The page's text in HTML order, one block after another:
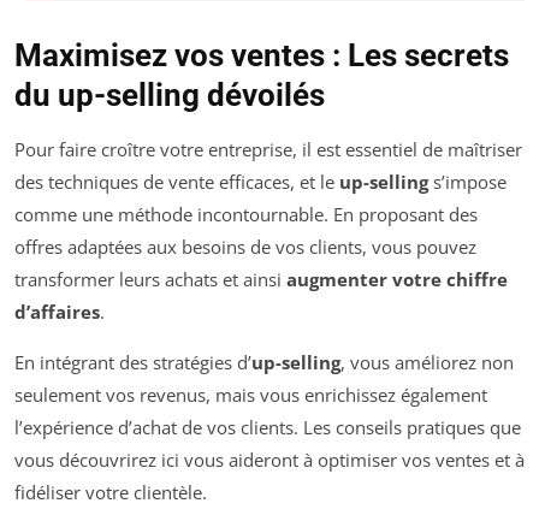
Maximisez vos ventes : Les secrets
du up-selling dévoilés
Pour faire croître votre entreprise, il est essentiel de maîtriser
des techniques de vente efficaces, et le up-sellings’impose
comme une méthode incontournable. En proposant des
offres adaptées aux besoins de vos clients, vous pouvez
transformer leurs achats et ainsi augmenter votre chiffre
d’affaires.
En intégrant des stratégies d’up-selling, vous améliorez non
seulement vos revenus, mais vous enrichissez également
l’expérience d’achat de vos clients. Les conseils pratiques que
vous découvrirez ici vous aideront à optimiser vos ventes et à
fidéliser votre clientèle.